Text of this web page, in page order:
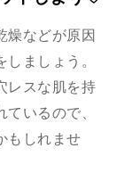
燥などが原因
ましょう。
レスな肌を持
いるので、
もしれませ